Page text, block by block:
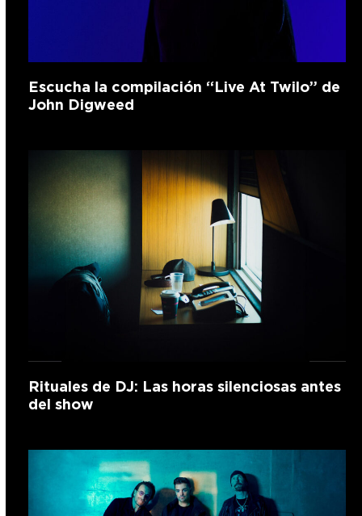
Escucha la compilación “Live At Twilo” de
John Digweed
Rituales de DJ: Las horas silenciosas antes
del show